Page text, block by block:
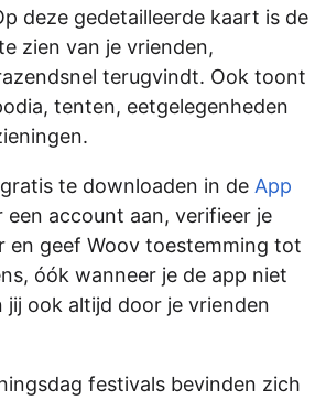
deze gedetailleerde kaart is de
zien van je vrienden,
terugvindt. Ook toont
tenten, eetgelegenheden
te downloaden in de App
een account aan, verifieer je
en geef Woov toestemming tot
óók wanneer je de app niet
jij ook altijd door je vrienden
festivals bevinden zich